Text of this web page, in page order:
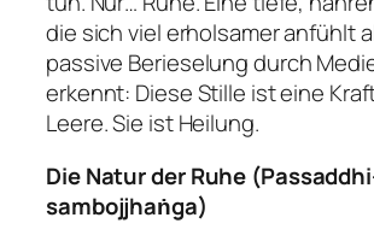
die sich viel erholsamer anfühlt
passive Berieselung durch
erkennt: Diese Stille ist eine
Leere. Sie ist Heilung.
Die Natur der Ruhe
sambojjhaṅga)